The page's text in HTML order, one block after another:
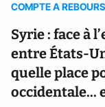
COMPTE A REBOURS
Syrie : face à
entre États-
quelle place
occidentale...